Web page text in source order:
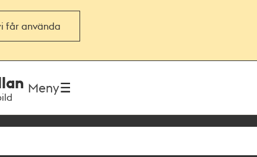
får använda
Meny